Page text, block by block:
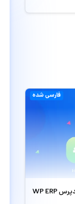
فارسی شده
افزونه مدیریت منابع سازمانی (ERP) برای وردپرس WP ERP